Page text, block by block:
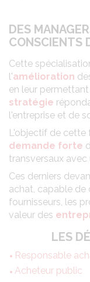
DES
CONSCIENTS
Cette
l'amélioration
en leur
stratégie
l'entreprise et de
L'objectif de cette
demande forte
transversaux
Ces derniers
achat, capable de
fournisseurs, les
valeur des
LES
Responsable
Acheteur public